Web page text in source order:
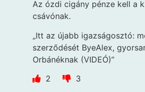
Az ózdi cigány pénze kell a
csávónak.
„Itt az újabb igazságosztó:
szerződését ByeAlex,
Orbánéknak (VIDEÓ)”
2
3